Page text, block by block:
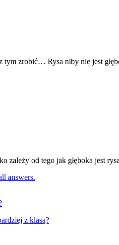
tym zrobić… Rysa niby nie jest
zależy od tego jak głęboka jest
answers.
z klasą?